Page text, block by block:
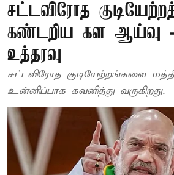
சட்டவிரோத
கண்டறிய கள ஆய்வு
உத்தரவு
சட்டவிரோத குடியேற்றங்களை
உன்னிப்பாக கவனித்து வருகிறது.